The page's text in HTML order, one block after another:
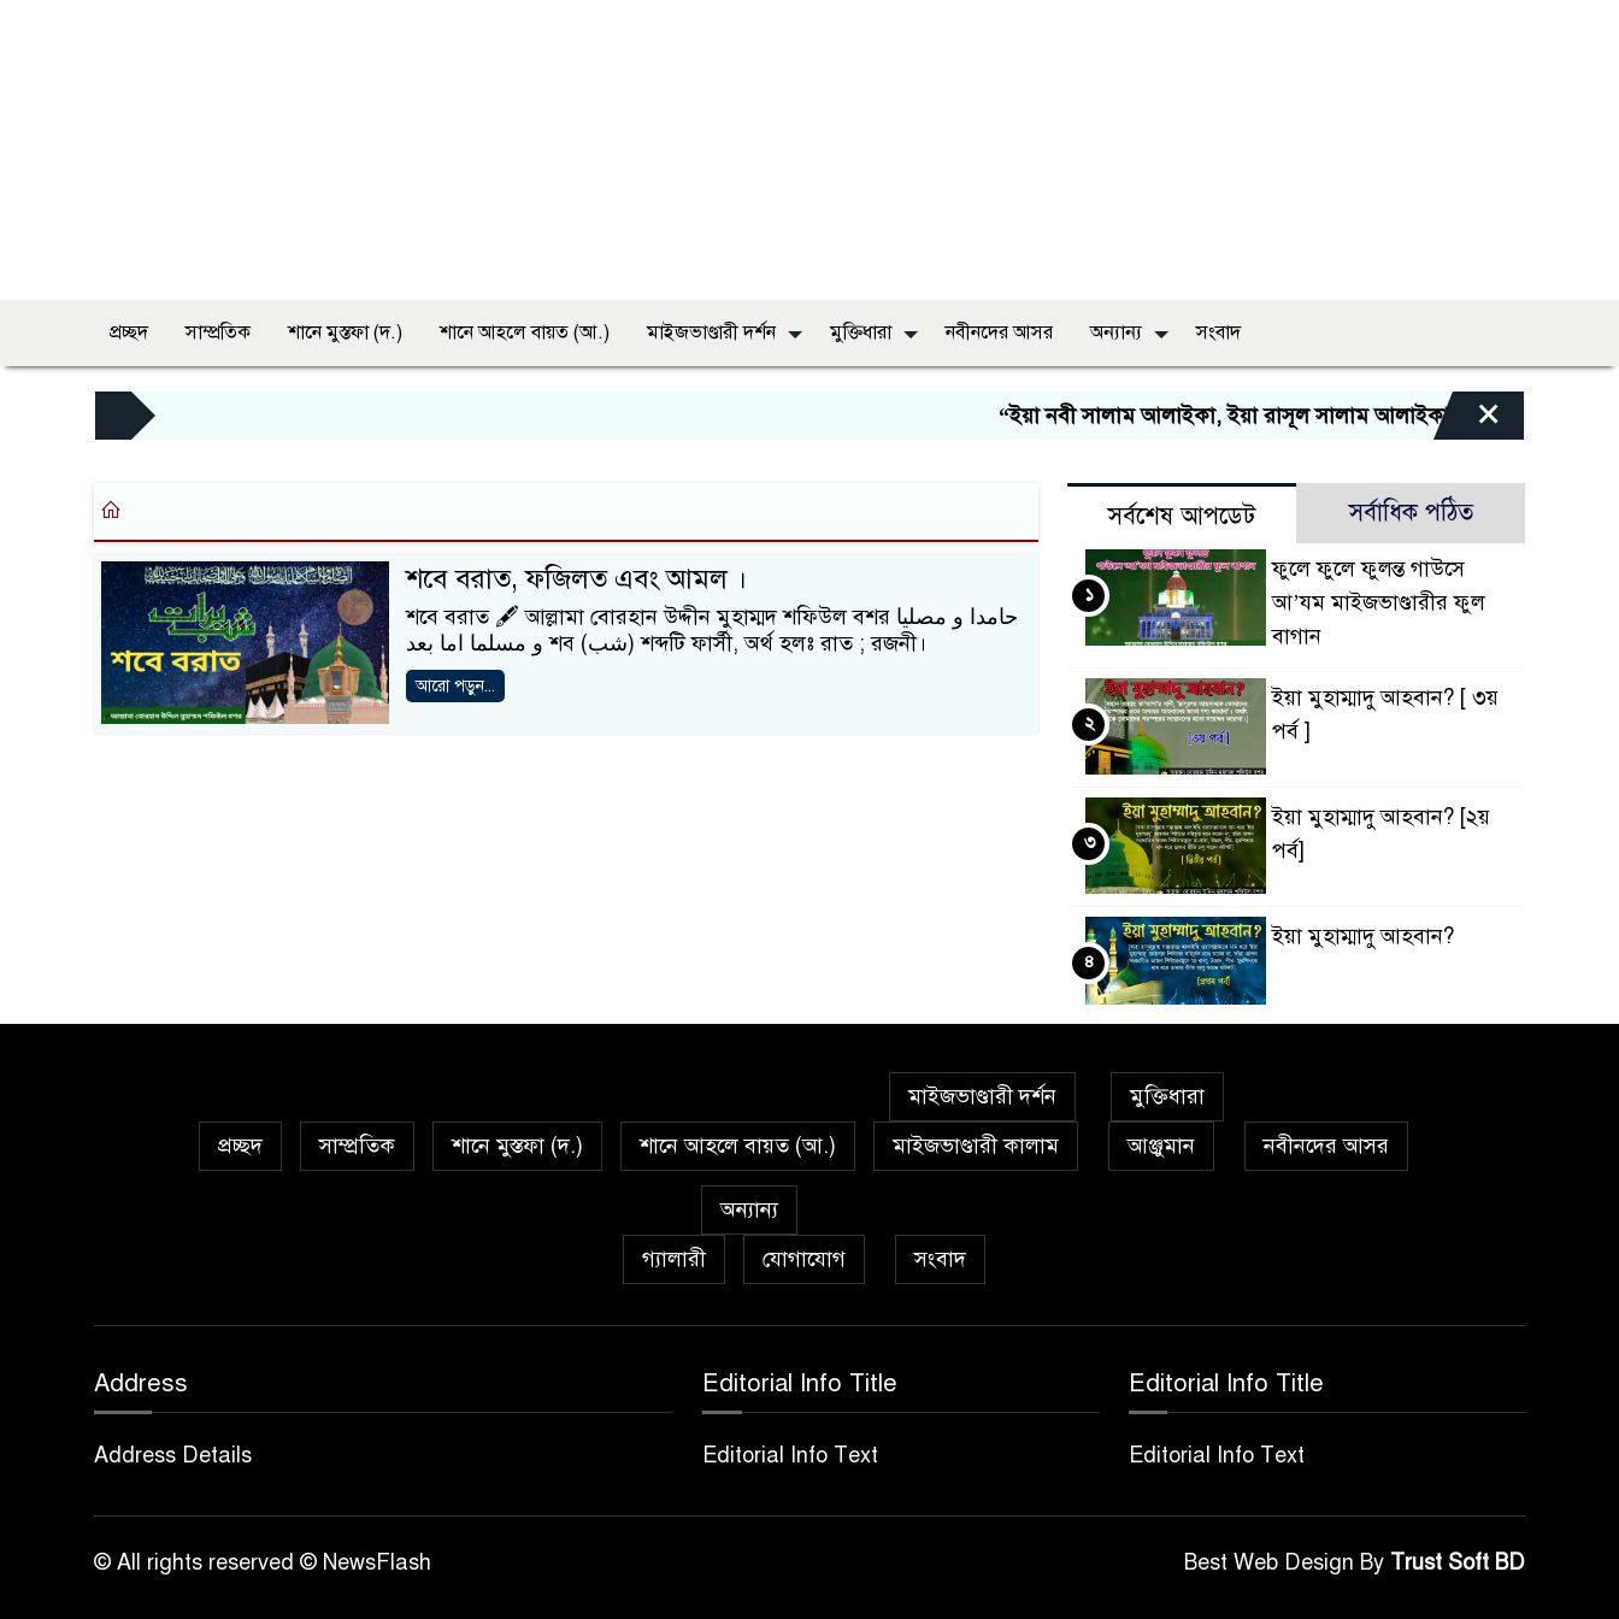
প্রচ্ছদ সাম্প্রতিক শানে মুস্তফা (দ.) শানে আহলে বায়ত (আ.) মাইজভাণ্ডারী দর্শন মুক্তিধারা নবীনদের আসর অন্যান্য সংবাদ
“ইয়া নবী সালাম আলাইকা, ইয়া রাসূল সালাম আলাইকা, ইয়া হাবীব সালাম
×
শবে বরাত, ফজিলত এবং আমল ।
শবে বরাত 🖋️ আল্লামা বোরহান উদ্দীন মুহাম্মদ শফিউল বশর حامدا و مصليا
و مسلما اما بعد শব (شب) শব্দটি ফার্সী, অর্থ হলঃ রাত ; রজনী।
আরো পড়ুন...
সর্বশেষ আপডেট সর্বাধিক পঠিত
ফুলে ফুলে ফুলন্ত গাউসে
আ’যম মাইজভাণ্ডারীর ফুল
বাগান
১
ইয়া মুহাম্মাদু আহবান? [ ৩য়
পর্ব ]
২
ইয়া মুহাম্মাদু আহবান? [২য়
পর্ব]
৩
ইয়া মুহাম্মাদু আহবান?
৪
সর্বকালের সব সমস্যার
৭
ঈদে মিলাদুন্নবী এর গুরুত্ব
কালো হাত
প্রচ্ছদ সাম্প্রতিক শানে মুস্তফা (দ.) শানে আহলে বায়ত (আ.)
মাইজভাণ্ডারী দর্শন
মাইজভাণ্ডারী কালাম
মুক্তিধারা
আঞ্জুমান
নবীনদের আসর
অন্যান্য
গ্যালারী
যোগাযোগ সংবাদ
Address
Address Details
Editorial Info Title
Editorial Info Text
Editorial Info Title
Editorial Info Text
© All rights reserved © NewsFlash Best Web Design By Trust Soft BD